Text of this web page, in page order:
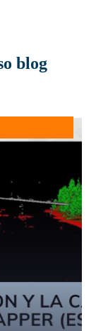
blog